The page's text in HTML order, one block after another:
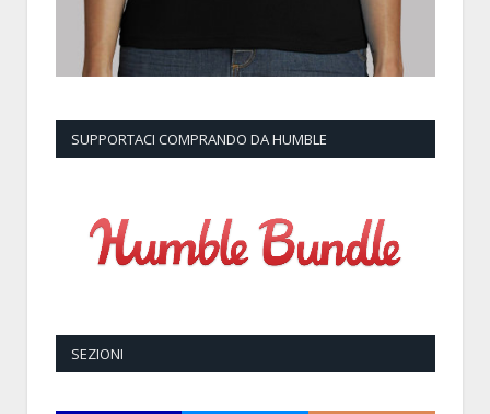
SUPPORTACI COMPRANDO DA HUMBLE
SEZIONI